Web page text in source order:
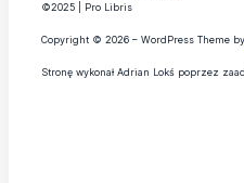
©2025 | Pro Libris
Copyright © 2026 – WordPress Theme by
Stronę wykonał Adrian Lokś poprzez